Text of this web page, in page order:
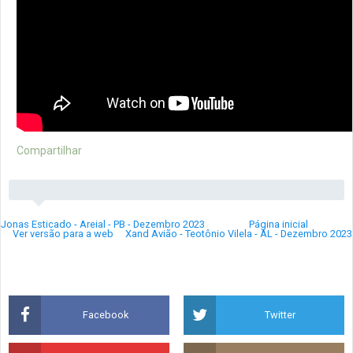
Compartilhar
Jonas Esticado - Areial - PB - Dezembro 2023
Xand Avião - Teotônio Vilela - AL - Dezembro 2023
Página inicial
Ver versão para a web
Facebook Twitter